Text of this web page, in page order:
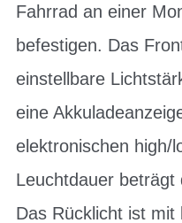
Fahrrad an einer
befestigen. Das
einstellbare
eine
elektronischen high/
Leuchtdauer beträgt
Das Rücklicht ist mit